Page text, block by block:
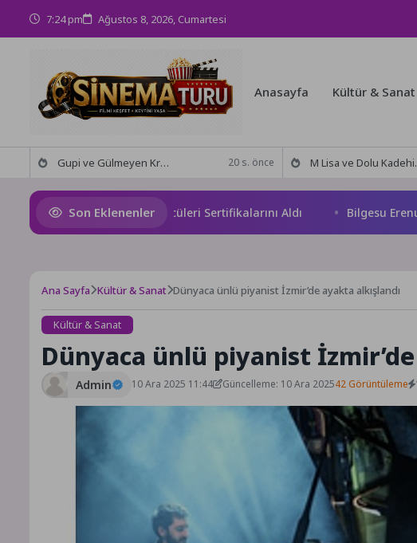
7:24 pm Ağustos 8, 2026, Cumartesi
Anasayfa Kültür & Sanat
Gupi ve Gülmeyen Kral Türkiye’nin ilk IMAX® animasyon filmi oluyor 20 s. önce M Lisa ve Dolu Kadehi Ters Tut’tan Yeni İş Birliği: Vişne
Son Eklenenler
Geleceğin Yüzücüleri Sertifikalarını Aldı Bilgesu Erenus
Ana Sayfa Kültür & Sanat Dünyaca ünlü piyanist İzmir’de ayakta alkışlandı
Kültür & Sanat
Dünyaca ünlü piyanist
Admin 10 Ara 2025 11:44 Güncelleme: 10 Ara 202542 Görüntüleme